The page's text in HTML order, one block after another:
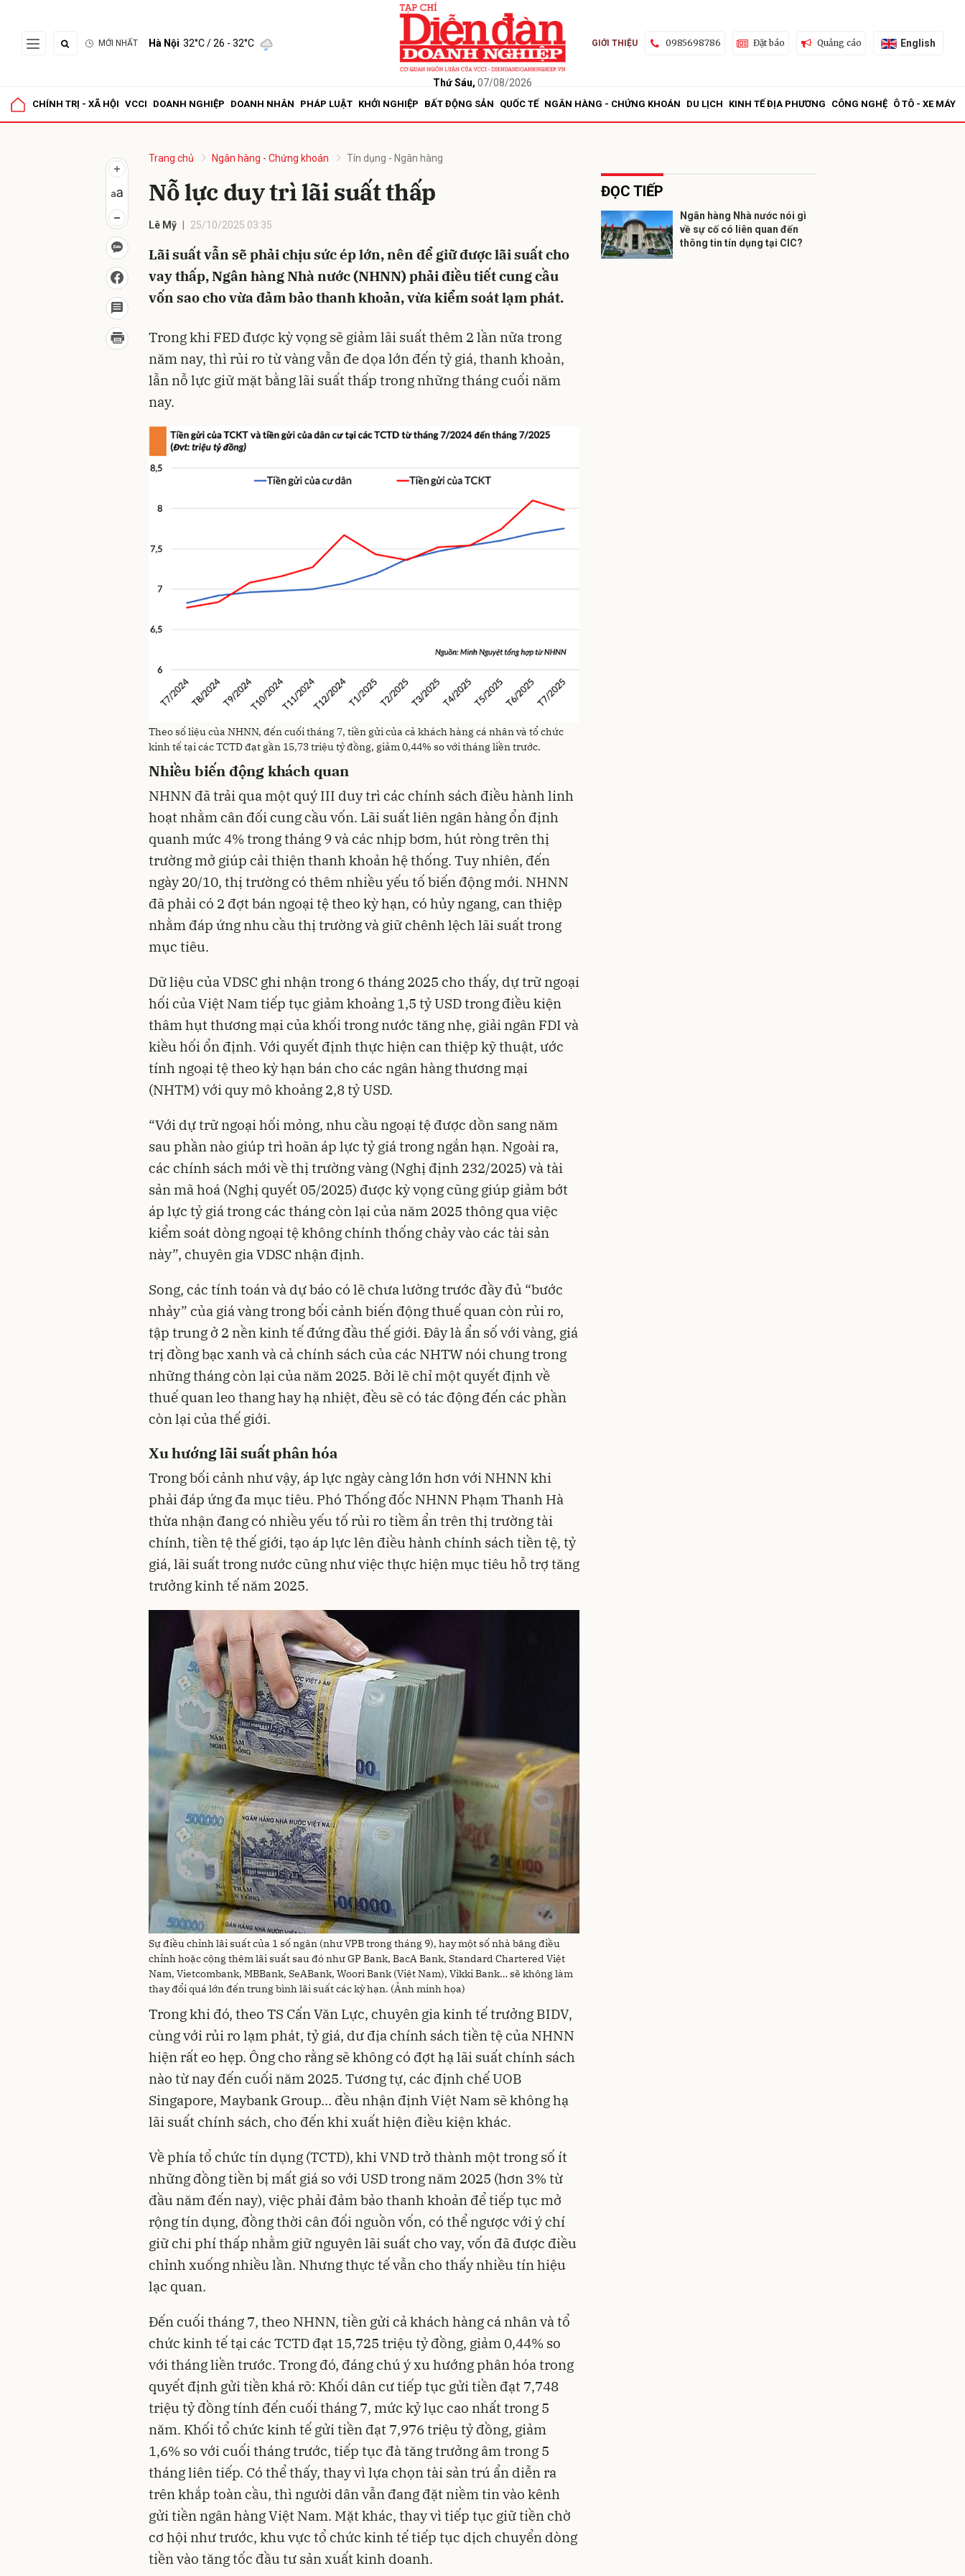
MỚI NHẤT Hà Nội 32°C/ 26 - 32°C
Thứ Sáu, 07/08/2026
GIỚI THIỆU 0985698786 Đặt báo Quảng cáo English
CHÍNH TRỊ - XÃ HỘI VCCI DOANH NGHIỆP DOANH NHÂN PHÁP LUẬT KHỞI NGHIỆP BẤT ĐỘNG SẢN QUỐC TẾ NGÂN HÀNG - CHỨNG KHOÁN DU LỊCH KINH TẾ ĐỊA PHƯƠNG CÔNG NGHỆ Ô TÔ - XE MÁY
Trang chủ Ngân hàng - Chứng khoán Tín dụng - Ngân hàng
Nỗ lực duy trì lãi suất thấp
Lê Mỹ 25/10/2025 03:35
Lãi suất vẫn sẽ phải chịu sức ép lớn, nên để giữ được lãi suất cho
vay thấp, Ngân hàng Nhà nước (NHNN) phải điều tiết cung cầu
vốn sao cho vừa đảm bảo thanh khoản, vừa kiểm soát lạm phát.
Trong khi FED được kỳ vọng sẽ giảm lãi suất thêm 2 lần nữa trong
năm nay, thì rủi ro từ vàng vẫn đe dọa lớn đến tỷ giá, thanh khoản,
lẫn nỗ lực giữ mặt bằng lãi suất thấp trong những tháng cuối năm
nay.
Theo số liệu của NHNN, đến cuối tháng 7, tiền gửi của cả khách hàng cá nhân và tổ chức
kinh tế tại các TCTD đạt gần 15,73 triệu tỷ đồng, giảm 0,44% so với tháng liền trước.
Nhiều biến động khách quan
NHNN đã trải qua một quý III duy trì các chính sách điều hành linh
hoạt nhằm cân đối cung cầu vốn. Lãi suất liên ngân hàng ổn định
quanh mức 4% trong tháng 9 và các nhịp bơm, hút ròng trên thị
trường mở giúp cải thiện thanh khoản hệ thống. Tuy nhiên, đến
ngày 20/10, thị trường có thêm nhiều yếu tố biến động mới. NHNN
đã phải có 2 đợt bán ngoại tệ theo kỳ hạn, có hủy ngang, can thiệp
nhằm đáp ứng nhu cầu thị trường và giữ chênh lệch lãi suất trong
mục tiêu.
Dữ liệu của VDSC ghi nhận trong 6 tháng 2025 cho thấy, dự trữ ngoại
hối của Việt Nam tiếp tục giảm khoảng 1,5 tỷ USD trong điều kiện
thâm hụt thương mại của khối trong nước tăng nhẹ, giải ngân FDI và
kiều hối ổn định. Với quyết định thực hiện can thiệp kỹ thuật, ước
tính ngoại tệ theo kỳ hạn bán cho các ngân hàng thương mại
(NHTM) với quy mô khoảng 2,8 tỷ USD.
“Với dự trữ ngoại hối mỏng, nhu cầu ngoại tệ được dồn sang năm
sau phần nào giúp trì hoãn áp lực tỷ giá trong ngắn hạn. Ngoài ra,
các chính sách mới về thị trường vàng (Nghị định 232/2025) và tài
sản mã hoá (Nghị quyết 05/2025) được kỳ vọng cũng giúp giảm bớt
áp lực tỷ giá trong các tháng còn lại của năm 2025 thông qua việc
kiểm soát dòng ngoại tệ không chính thống chảy vào các tài sản
này”, chuyên gia VDSC nhận định.
Song, các tính toán và dự báo có lẽ chưa lường trước đầy đủ “bước
nhảy” của giá vàng trong bối cảnh biến động thuế quan còn rủi ro,
tập trung ở 2 nền kinh tế đứng đầu thế giới. Đây là ẩn số với vàng, giá
trị đồng bạc xanh và cả chính sách của các NHTW nói chung trong
những tháng còn lại của năm 2025. Bởi lẽ chỉ một quyết định về
thuế quan leo thang hay hạ nhiệt, đều sẽ có tác động đến các phần
còn lại của thế giới.
Xu hướng lãi suất phân hóa
Trong bối cảnh như vậy, áp lực ngày càng lớn hơn với NHNN khi
phải đáp ứng đa mục tiêu. Phó Thống đốc NHNN Phạm Thanh Hà
thừa nhận đang có nhiều yếu tố rủi ro tiềm ẩn trên thị trường tài
chính, tiền tệ thế giới, tạo áp lực lên điều hành chính sách tiền tệ, tỷ
giá, lãi suất trong nước cũng như việc thực hiện mục tiêu hỗ trợ tăng
trưởng kinh tế năm 2025.
Sự điều chỉnh lãi suất của 1 số ngân (như VPB trong tháng 9), hay một số nhà băng điều
chỉnh hoặc cộng thêm lãi suất sau đó như GP Bank, BacA Bank, Standard Chartered Việt
Nam, Vietcombank, MBBank, SeABank, Woori Bank (Việt Nam), Vikki Bank… sẽ không làm
thay đổi quá lớn đến trung bình lãi suất các kỳ hạn. (Ảnh minh họa)
Trong khi đó, theo TS Cấn Văn Lực, chuyên gia kinh tế trưởng BIDV,
cùng với rủi ro lạm phát, tỷ giá, dư địa chính sách tiền tệ của NHNN
hiện rất eo hẹp. Ông cho rằng sẽ không có đợt hạ lãi suất chính sách
nào từ nay đến cuối năm 2025. Tương tự, các định chế UOB
Singapore, Maybank Group… đều nhận định Việt Nam sẽ không hạ
lãi suất chính sách, cho đến khi xuất hiện điều kiện khác.
Về phía tổ chức tín dụng (TCTD), khi VND trở thành một trong số ít
những đồng tiền bị mất giá so với USD trong năm 2025 (hơn 3% từ
đầu năm đến nay), việc phải đảm bảo thanh khoản để tiếp tục mở
rộng tín dụng, đồng thời cân đối nguồn vốn, có thể ngược với ý chí
giữ chi phí thấp nhằm giữ nguyên lãi suất cho vay, vốn đã được điều
chỉnh xuống nhiều lần. Nhưng thực tế vẫn cho thấy nhiều tín hiệu
lạc quan.
Đến cuối tháng 7, theo NHNN, tiền gửi cả khách hàng cá nhân và tổ
chức kinh tế tại các TCTD đạt 15,725 triệu tỷ đồng, giảm 0,44% so
với tháng liền trước. Trong đó, đáng chú ý xu hướng phân hóa trong
quyết định gửi tiền khá rõ: Khối dân cư tiếp tục gửi tiền đạt 7,748
triệu tỷ đồng tính đến cuối tháng 7, mức kỷ lục cao nhất trong 5
năm. Khối tổ chức kinh tế gửi tiền đạt 7,976 triệu tỷ đồng, giảm
1,6% so với cuối tháng trước, tiếp tục đà tăng trưởng âm trong 5
tháng liên tiếp. Có thể thấy, thay vì lựa chọn tài sản trú ẩn diễn ra
trên khắp toàn cầu, thì người dân vẫn đang đặt niềm tin vào kênh
gửi tiền ngân hàng Việt Nam. Mặt khác, thay vì tiếp tục giữ tiền chờ
cơ hội như trước, khu vực tổ chức kinh tế tiếp tục dịch chuyển dòng
tiền vào tăng tốc đầu tư sản xuất kinh doanh.
ĐỌC TIẾP
Ngân hàng Nhà nước nói gì
về sự cố có liên quan đến
thông tin tín dụng tại CIC?
Gửi